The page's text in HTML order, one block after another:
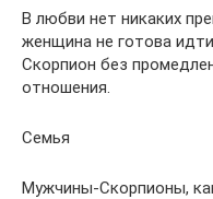
В любви нет никаких
женщина не готова
Скорпион без
отношения.
Семья
Мужчины-Скорпионы,